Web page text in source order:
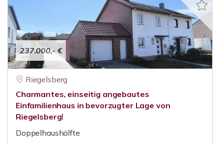
237.000,- €
Riegelsberg
Charmantes, einseitig angebautes
Einfamilienhaus in bevorzugter Lage von
Riegelsberg!
Doppelhaushälfte